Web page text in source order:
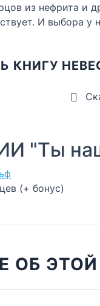
из нефрита и
И выбора у
КНИГУ
"Ты
(+ бонус)
ОБ ЭТОЙ